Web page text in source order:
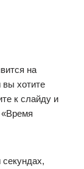
на
хотите
к слайду и